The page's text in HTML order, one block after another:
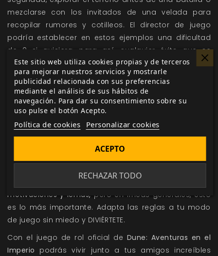
mezclarse con los invitados de una velada para
recopilar rumores y cotilleos. El director de juego
podría establecer en estos ejemplos una dificultad
de 0 si quisiera, para así, cualquier éxito que se
obtenga por encima de la Dificultad generara Inercia.
De esta forma, estas pruebas pueden aumentar la
reserva del grupo antes de que comience un
conflicto,representando así sus planes y preparativos.
sistema de juegode
Dune: Aventuras en el
. Hay más reglas que aportan color y diversión
motivaciones y lemas, pero en líneas generales, esto
es lo más importante. Adapta las reglas a tu modo
de juego sin miedo y DIVIÉRTETE.
Con el juego de rol oficial de Dune: Aventuras en el
Imperio podrás vivir junto a tus amigos increíbles
Este sitio web utiliza cookies propias y de terceros
para mejorar nuestros servicios y mostrarle
publicidad relacionada con sus preferencias
mediante el análisis de sus hábitos de
navegación. Para dar su consentimiento sobre su
uso pulse el botón Acepto.
Política de cookies Personalizar cookies
RECHAZAR TODO
ACEPTO